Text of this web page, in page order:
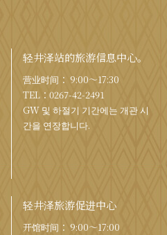
轻井泽站的旅游信息中心。
营业时间： 9:00〜17:30
TEL： 0267-42-2491
GW 및 하절기 기간에는 개관 시
간을 연장합니다.
轻井泽旅游促进中心
开馆时间： 9:00〜17:00